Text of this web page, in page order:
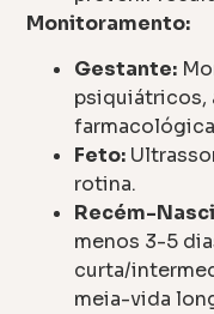
Monitoramento:
Gestante:
psiquiátricos,
Feto:
rotina.
Recém-
menos 3-5
curta/
meia-vida